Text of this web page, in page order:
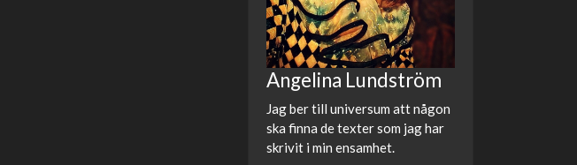
Angelina Lundström
Jag ber till universum att någon
ska finna de texter som jag har
skrivit i min ensamhet.